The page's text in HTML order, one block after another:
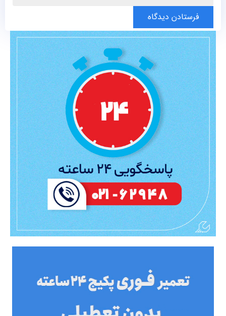
فرستادن دیدگاه